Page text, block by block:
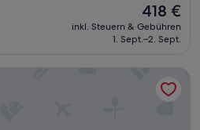
Der
Preis
beträgt
418 €
inkl. Steuern & Gebühren
1. Sept.–2. Sept.